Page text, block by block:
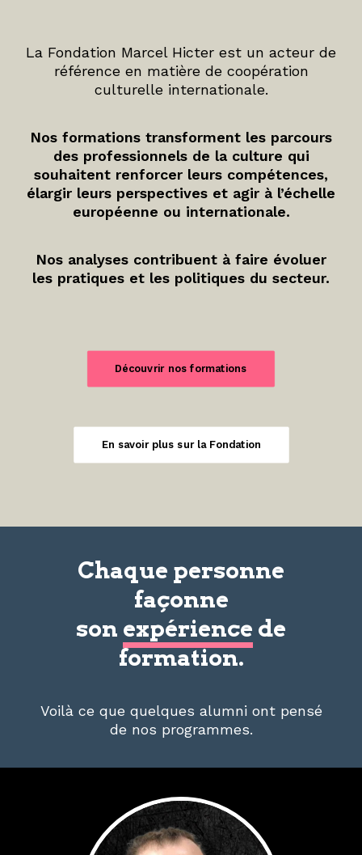
La Fondation Marcel Hicter est un acteur de
référence en matière de coopération
culturelle internationale.
Nos formations transforment les parcours
des professionnels de la culture qui
souhaitent renforcer leurs compétences,
élargir leurs perspectives et agir à l’échelle
européenne ou internationale.
Nos analyses contribuent à faire évoluer
les pratiques et les politiques du secteur.
Découvrir nos formations
En savoir plus sur la Fondation
Chaque personne
façonne
son expérience de
formation.
Voilà ce que quelques alumni ont pensé
de nos programmes.